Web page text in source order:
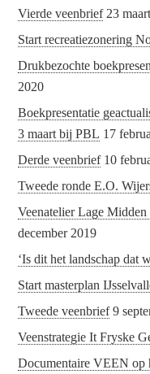
Vierde veenbrief 23
Start recreatiezonering
Drukbezochte
2020
Boekpresentatie
3 maart bij PBL 17
Derde veenbrief 10
Tweede ronde E.O.
Veenatelier Lage
december 2019
‘Is dit het landschap dat
Start masterplan
Tweede veenbrief 9
Veenstrategie It Fryske
Documentaire VEEN op